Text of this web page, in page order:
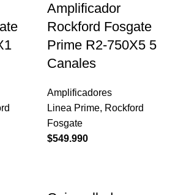
Amplificador
Rockford Fosgate
Prime R2-750X5 5
Canales
Amplificadores
Linea Prime, Rockford
Fosgate
$549.990